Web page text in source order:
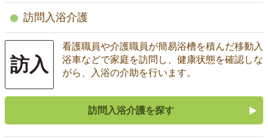
訪問入浴介護
訪入
看護職員や介護職員が簡易浴槽を積んだ移動入
浴車などで家庭を訪問し、健康状態を確認しな
がら、入浴の介助を行います。
訪問入浴介護を探す